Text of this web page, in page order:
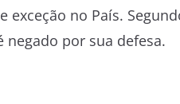
no País.
por sua defesa.